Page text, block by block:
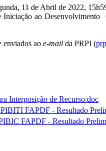
11 de Abril de 2022,
ao
enviados ao e-mail da PRPI (
Interposição de Recurso.doc
FAPDF - Resultado
FAPDF - Resultado